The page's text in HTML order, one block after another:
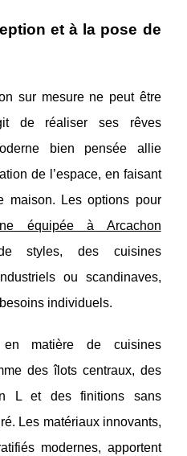
et à la pose de
sur mesure ne peut être
de réaliser ses rêves
bien pensée allie
de l’espace, en faisant
maison. Les options pour
équipée à Arcachon
styles, des cuisines
ou scandinaves,
individuels.
en matière de cuisines
des îlots centraux, des
L et des finitions sans
Les matériaux innovants,
modernes, apportent